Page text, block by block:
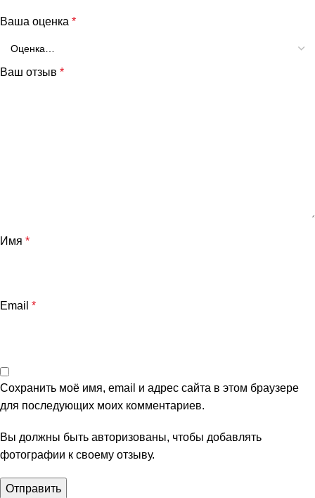
Ваша оценка *
Ваш отзыв *
Имя *
Email *
Сохранить моё имя, email и адрес сайта в этом браузере
для последующих моих комментариев.
Вы должны быть авторизованы, чтобы добавлять
фотографии к своему отзыву.